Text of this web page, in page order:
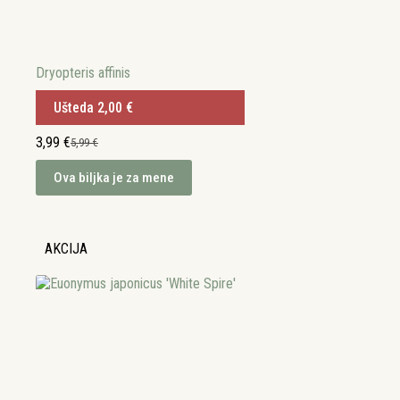
Dryopteris affinis
Ušteda 2,00 €
5,99€
Izvorna
bila
je:
3,99 €Trenutna
je:
3,99 €.
Ova biljka je za mene
AKCIJA